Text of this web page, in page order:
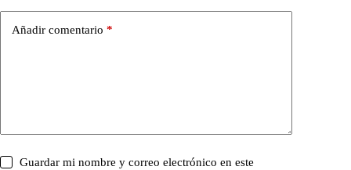
Añadir comentario *
Guardar mi nombre y correo electrónico en este